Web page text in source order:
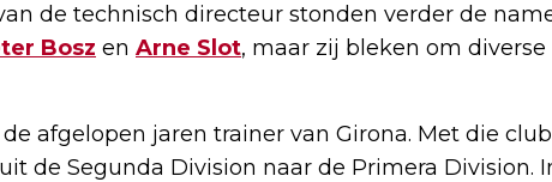
de technisch directeur stonden verder de
Bosz en Arne Slot, maar zij bleken om
afgelopen jaren trainer van Girona. Met die
de Segunda Division naar de Primera Division.